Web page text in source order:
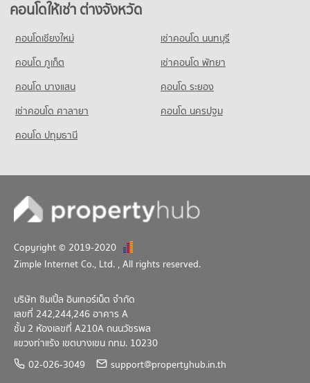
คอนโดให้เช่า ต่างจังหวัด
คอนโดเชียงใหม่
เช่าคอนโด นนทบุรี
คอนโด ภูเก็ต
เช่าคอนโด พัทยา
คอนโด บางแสน
คอนโด ระยอง
เช่าคอนโด ศาลายา
คอนโด นครปฐม
คอนโด ปทุมธานี
Copyright © 2019-2020
Zimple Internet Co., Ltd. , All rights reserved.
บริษัท ซิมเปิ้ล อินเทอร์เน็ต จำกัด
เลขที่ 242,244,246 อาคาร A
ชั้น 2 ห้องเลขที่ A210A ถนนวัชรพล
แขวงท่าแร้ง เขตบางเขน กทม. 10230
02-026-3049
support@propertyhub.in.th